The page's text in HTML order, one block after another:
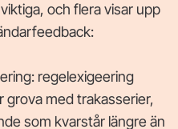
och flera visar upp
regelexigeering
grova med trakasserier,
som kvarstår längre än